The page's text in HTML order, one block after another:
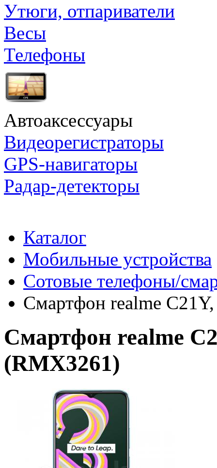
Утюги, отпариватели
Весы
Телефоны
Автоаксессуары
Видеорегистраторы
GPS-навигаторы
Радар-детекторы
Каталог
Мобильные устройства
Сотовые телефоны/
Смартфон realme
Смартфон realme
(RMX3261)